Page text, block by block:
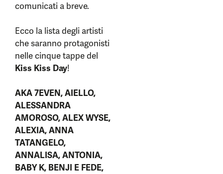
comunicati a breve.
Ecco la lista degli artisti
che saranno protagonisti
nelle cinque tappe del
Kiss Kiss Day!
AKA 7EVEN, AIELLO,
ALESSANDRA
AMOROSO, ALEX WYSE,
ALEXIA, ANNA
TATANGELO,
ANNALISA, ANTONIA,
BABY K, BENJI E FEDE,